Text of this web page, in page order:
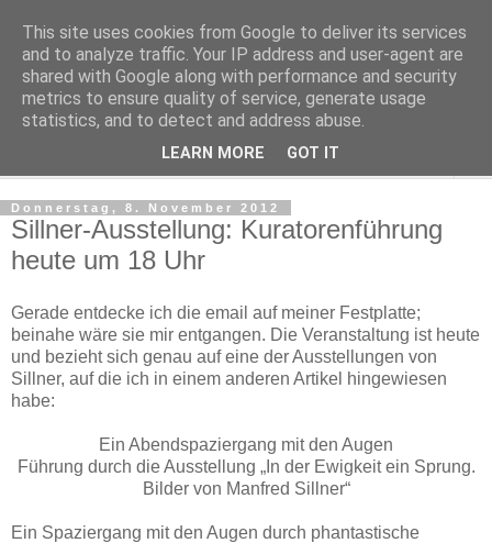
Regensburger Tagebuch
Notizen aus der nördlichsten Stadt Italiens
Donnerstag, 8. November 2012
Sillner-Ausstellung: Kuratorenführung
heute um 18 Uhr
Gerade entdecke ich die email auf meiner Festplatte;
beinahe wäre sie mir entgangen. Die Veranstaltung ist heute
und bezieht sich genau auf eine der Ausstellungen von
Sillner, auf die ich in einem anderen Artikel hingewiesen
habe:
Ein Abendspaziergang mit den Augen
Führung durch die Ausstellung „In der Ewigkeit ein Sprung.
Bilder von Manfred Sillner“
Ein Spaziergang mit den Augen durch phantastische
This site uses cookies from Google to deliver its services
and to analyze traffic. Your IP address and user-agent are
shared with Google along with performance and security
metrics to ensure quality of service, generate usage
statistics, and to detect and address abuse.
LEARN MORE GOT IT